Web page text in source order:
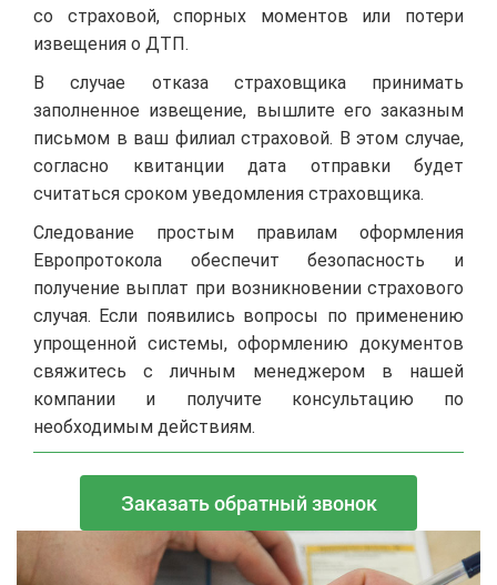
со страховой, спорных моментов или потери
извещения о ДТП.
В случае отказа страховщика принимать
заполненное извещение, вышлите его заказным
письмом в ваш филиал страховой. В этом случае,
согласно квитанции дата отправки будет
считаться сроком уведомления страховщика.
Следование простым правилам оформления
Европротокола обеспечит безопасность и
получение выплат при возникновении страхового
случая. Если появились вопросы по применению
упрощенной системы, оформлению документов
свяжитесь с личным менеджером в нашей
компании и получите консультацию по
необходимым действиям.
Заказать обратный звонок